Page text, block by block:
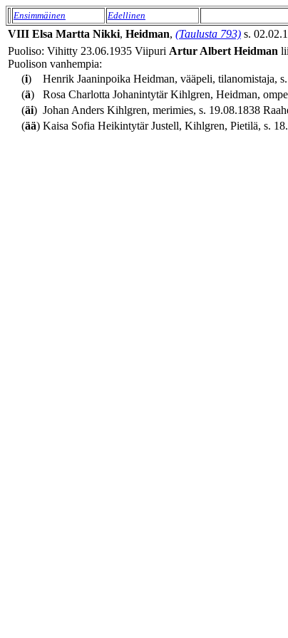
Ensimmäinen Edellinen
VIII Elsa Martta Nikki, Heidman, (Taulusta 793) s.
Puoliso: Vihitty 23.06.1935 Viipuri Artur Albert Heidman
Puolison vanhempia:
(i)
Henrik Jaaninpoika Heidman, vääpeli, tilanomistaja,
(ä)
Rosa Charlotta Johanintytär Kihlgren, Heidman,
(äi) Johan Anders Kihlgren, merimies, s. 19.08.1838
(ää) Kaisa Sofia Heikintytär Justell, Kihlgren, Pietilä, s.